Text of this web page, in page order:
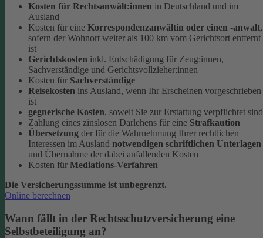
Kosten für Rechtsanwält:innen in Deutschland und im
Ausland
Kosten für eine Korrespondenzanwältin oder einen -anwalt,
sofern der Wohnort weiter als 100 km vom Gerichtsort entfernt
ist
Gerichtskosten inkl. Entschädigung für Zeug:innen,
Sachverständige und Gerichtsvollzieher:innen
Kosten für Sachverständige
Reisekosten ins Ausland, wenn Ihr Erscheinen vorgeschrieben
ist
gegnerische Kosten, soweit Sie zur Erstattung verpflichtet sind
Zahlung eines zinslosen Darlehens für eine Strafkaution
Übersetzung der für die Wahrnehmung Ihrer rechtlichen
Interessen im Ausland notwendigen schriftlichen Unterlagen
und Übernahme der dabei anfallenden Kosten
Kosten für Mediations-Verfahren
Die Versicherungssumme ist unbegrenzt.
Online berechnen
Wann fällt in der Rechtsschutzversicherung eine
Selbstbeteiligung an?